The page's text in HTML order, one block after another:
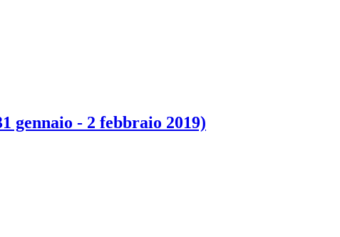
gennaio - 2 febbraio 2019)